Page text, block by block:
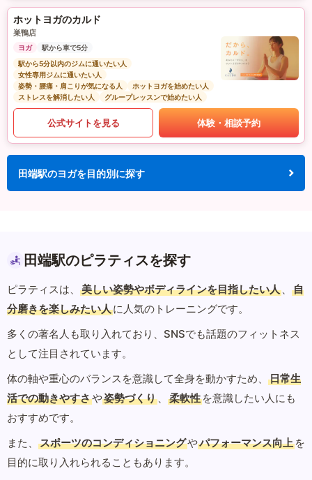
ホットヨガのカルド
巣鴨店
ヨガ
駅から車で5分
駅から5分以内のジムに通いたい人
女性専用ジムに通いたい人
姿勢・腰痛・肩こりが気になる人
ホットヨガを始めたい人
ストレスを解消したい人
グループレッスンで始めたい人
公式サイトを見る 体験・相談予約
田端駅のヨガを目的別に探す
田端駅のピラティスを探す
ピラティスは、 美しい姿勢やボディラインを目指したい人 、
自
分磨きを楽しみたい人に人気のトレーニングです。
多くの著名人も取り入れており、SNSでも話題のフィットネス
として注目されています。
体の軸や重心のバランスを意識して全身を動かすため、
日常生
活での動きやすさや姿勢づくり 、 柔軟性 を意識したい人にも
おすすめです。
また、
スポーツのコンディショニングやパフォーマンス向上 を
目的に取り入れられることもあります。